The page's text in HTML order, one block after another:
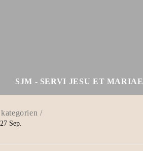
SJM - SERVI JESU ET MARIAE
27 Sep.